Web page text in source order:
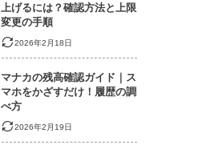
上げるには？確認方法と上限
変更の手順
2026年2月18日
マナカの残高確認ガイド｜ス
マホをかざすだけ！履歴の調
べ方
2026年2月19日